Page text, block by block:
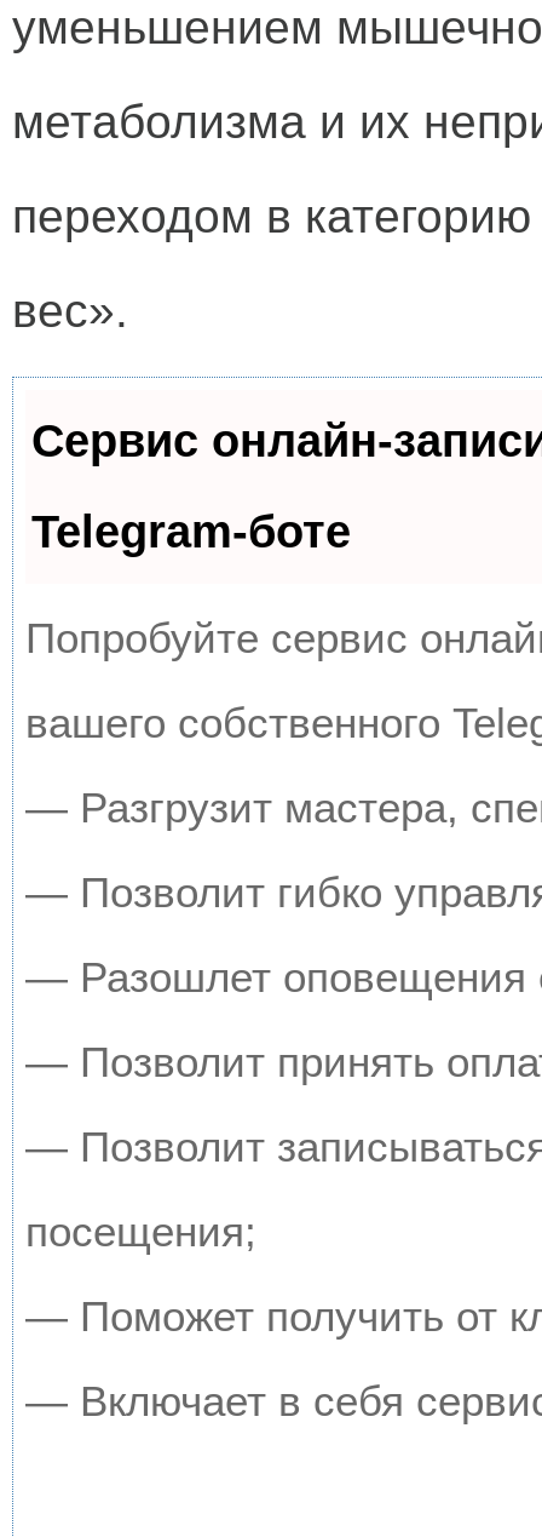
уменьшением
метаболизма и их
переходом в
вес».
Сервис онлайн-
Telegram-боте
Попробуйте сервис
вашего собственного
— Разгрузит мастера,
— Позволит гибко
— Разошлет оповещения
— Позволит принять
— Позволит
посещения;
— Поможет получить от
— Включает в себя